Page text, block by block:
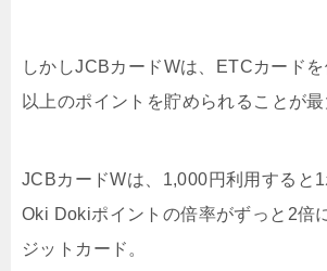
しかしJCBカードWは、
ETCカード
以上のポイントを貯められることが最
JCBカードWは、1,000円利用すると
Oki Dokiポイントの倍率がずっと2倍
ジットカード。